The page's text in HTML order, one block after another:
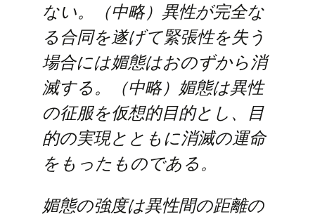
ない。（中略）異性が完全な
る合同を遂げて緊張性を失う
場合には媚態はおのずから消
滅する。（中略）媚態は異性
の征服を仮想的目的とし、目
的の実現とともに消滅の運命
をもったものである。
媚態の強度は異性間の距離の